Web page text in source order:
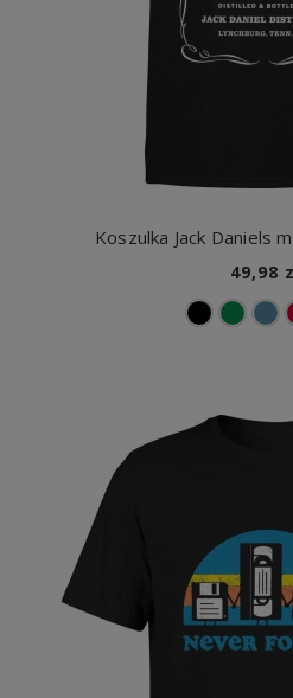
Koszulka Jack Daniels
49,98